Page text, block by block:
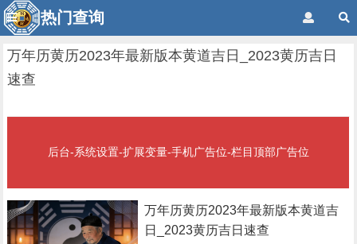
热门查询
万年历黄历2023年最新版本黄道吉日_2023黄历吉日
速查
后台-系统设置-扩展变量-手机广告位-栏目顶部广告位
万年历黄历2023年最新版本黄道吉
日_2023黄历吉日速查